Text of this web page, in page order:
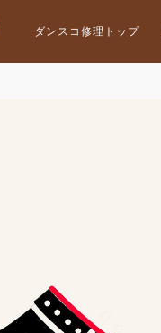
ダンスコ修理トップ